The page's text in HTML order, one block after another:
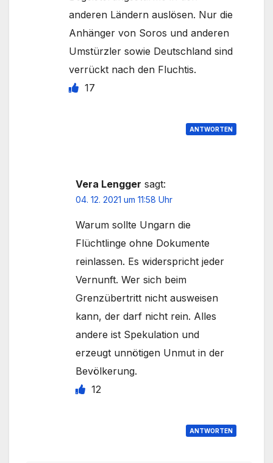
anderen Ländern auslösen. Nur die
Anhänger von Soros und anderen
Umstürzler sowie Deutschland sind
verrückt nach den Fluchtis.
17
ANTWORTEN
Vera Lengger sagt:
04. 12. 2021 um 11:58 Uhr
Warum sollte Ungarn die
Flüchtlinge ohne Dokumente
reinlassen. Es widerspricht jeder
Vernunft. Wer sich beim
Grenzübertritt nicht ausweisen
kann, der darf nicht rein. Alles
andere ist Spekulation und
erzeugt unnötigen Unmut in der
Bevölkerung.
12
ANTWORTEN